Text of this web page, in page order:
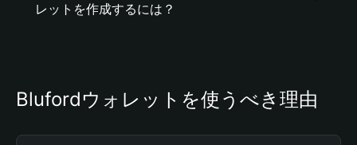
レットを作成するには？
Blufordウォレットを使うべき理由